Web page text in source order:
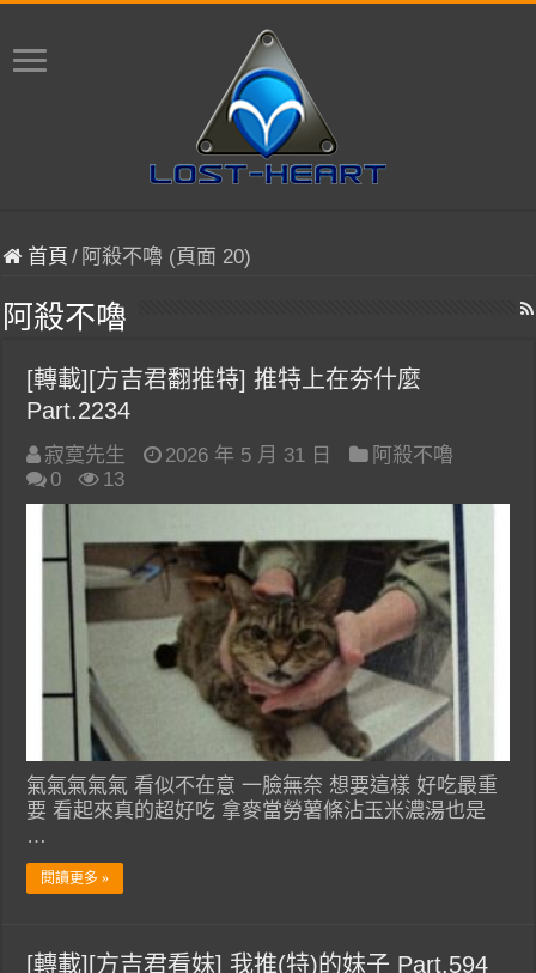
首頁 / 阿殺不嚕 (頁面 20)
阿殺不嚕
[轉載][方吉君翻推特] 推特上在夯什麼
Part.2234
寂寞先生 2026 年 5 月 31 日
阿殺不嚕
0
13
氣氣氣氣氣 看似不在意 一臉無奈 想要這樣 好吃最重
要 看起來真的超好吃 拿麥當勞薯條沾玉米濃湯也是
…
閱讀更多 »
[轉載][方吉君看妹] 我推(特)的妹子 Part.594